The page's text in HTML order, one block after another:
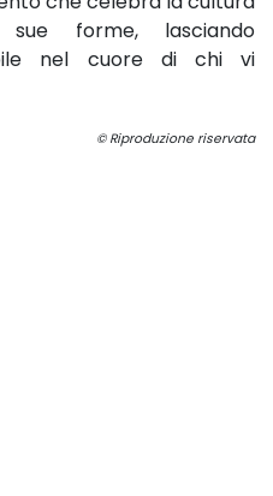
forme, lasciando
nel cuore di chi vi
© Riproduzione riservata